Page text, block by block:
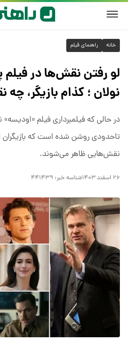
خانه راهنمای فیلم
لو رفتن نقش‌ها در فیلم
نولان ؛ کذام بازیگر،
در حالی که فیلمبرداری فیلم
تاحدودی روشن شده است که بازیگران
نقش‌هایی ظاهر می‌شوند.
۲۶ اسفند ۱۴۰۳ شناسه خبر: ۴۴۱۴۳۹